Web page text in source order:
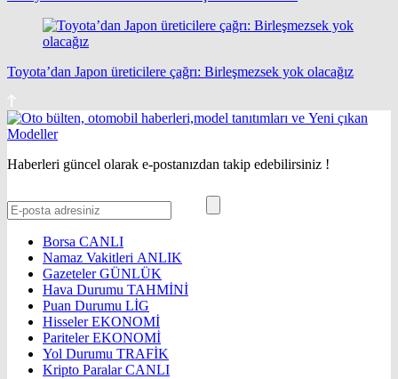
Toyota’dan Japon üreticilere çağrı: Birleşmezsek yok olacağız
Haberleri güncel olarak e-postanızdan takip edebilirsiniz !
Borsa CANLI
Namaz Vakitleri ANLIK
GazetelerGÜNLÜK
Hava Durumu TAHMİNİ
Puan Durumu LİG
HisselerEKONOMİ
ParitelerEKONOMİ
Yol Durumu TRAFİK
Kripto ParalarCANLI